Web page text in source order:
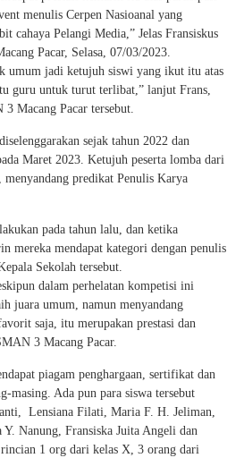
menulis Cerpen Nasioanal yang
cahaya Pelangi Media,” Jelas Fransiskus
Pacar, Selasa, 07/03/2023.
umum jadi ketujuh siswi yang ikut itu atas
guru untuk turut terlibat,” lanjut Frans,
3 Macang Pacar tersebut.
sejak tahun 2022 dan
Maret 2023. Ketujuh peserta lomba dari
predikat Penulis Karya
pada tahun lalu, dan ketika
mereka mendapat kategori dengan penulis
Sekolah tersebut.
dalam perhelatan kompetisi ini
juara umum, namun menyandang
saja, itu merupakan prestasi dan
3 Macang Pacar.
piagam penghargaan, sertifikat dan
masing. Ada pun para siswa tersebut
Lensiana Filati, Maria F. H. Jeliman,
Nanung, Fransiska Juita Angeli dan
1 org dari kelas X, 3 orang dari